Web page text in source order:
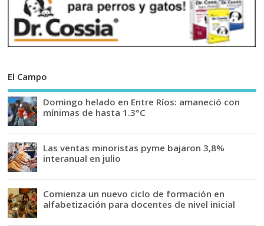
El Campo
Domingo helado en Entre Ríos: amaneció con
mínimas de hasta 1.3°C
Las ventas minoristas pyme bajaron 3,8%
interanual en julio
Comienza un nuevo ciclo de formación en
alfabetización para docentes de nivel inicial